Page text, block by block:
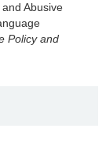
Abusive
Policy and